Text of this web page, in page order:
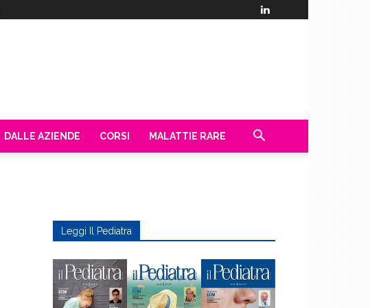
DALLE AZIENDE CORSI MALATTIE RARE
Leggi Il Pediatra